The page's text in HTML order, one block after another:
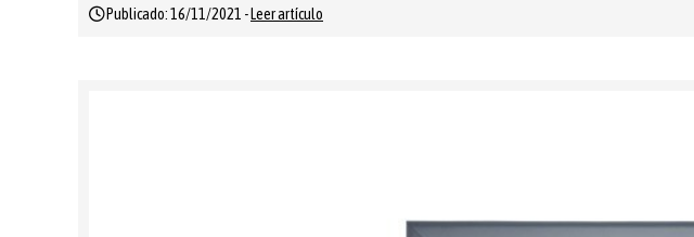
Publicado: 16/11/2021 - Leer artículo